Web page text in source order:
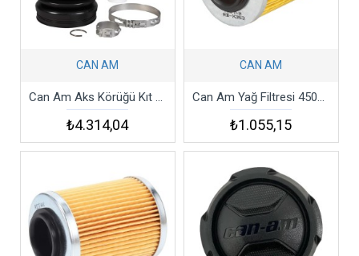
CAN AM
Can Am Aks Körüğü Kıt Boot
₺4.314,04
CAN AM
Can Am Yağ Filtresi 450cc Bombardier
₺1.055,15